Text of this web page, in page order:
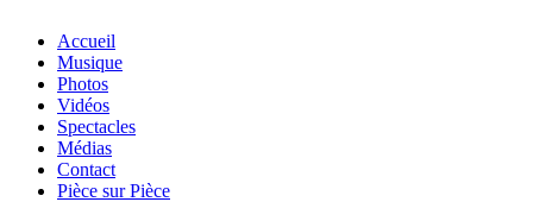
Accueil
Musique
Photos
Vidéos
Spectacles
Médias
Contact
Pièce sur Pièce